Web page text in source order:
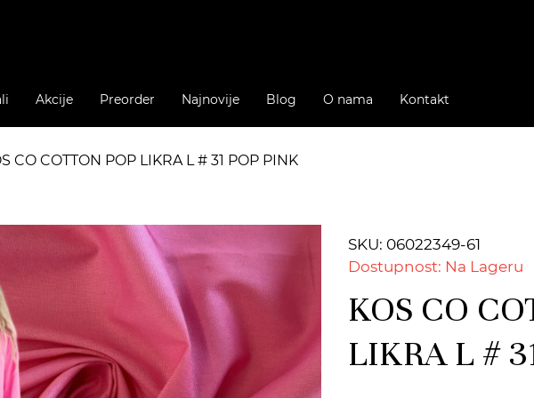
Akcije Preorder Najnovije Blog O nama Kontakt
CO COTTON POP LIKRA L # 31 POP PINK
SKU: 06022349-61
Dostupnost: Na Lageru
KOS CO
LIKRA L #